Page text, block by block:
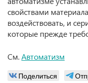
свойствами
воздействовать, и
которые прежде
См.Автоматизм
Поделиться